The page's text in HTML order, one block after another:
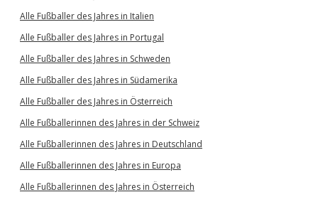
Alle Fußballer des Jahres in Italien
Alle Fußballer des Jahres in Portugal
Alle Fußballer des Jahres in Schweden
Alle Fußballer des Jahres in Südamerika
Alle Fußballer des Jahres in Österreich
Alle Fußballerinnen des Jahres in der Schweiz
Alle Fußballerinnen des Jahres in Deutschland
Alle Fußballerinnen des Jahres in Europa
Alle Fußballerinnen des Jahres in Österreich